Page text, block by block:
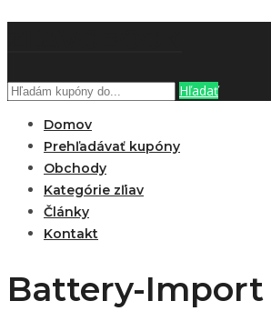
Hľadať
Domov
Prehľadávať kupóny
Obchody
Kategórie zľiav
Články
Kontakt
Battery-Import